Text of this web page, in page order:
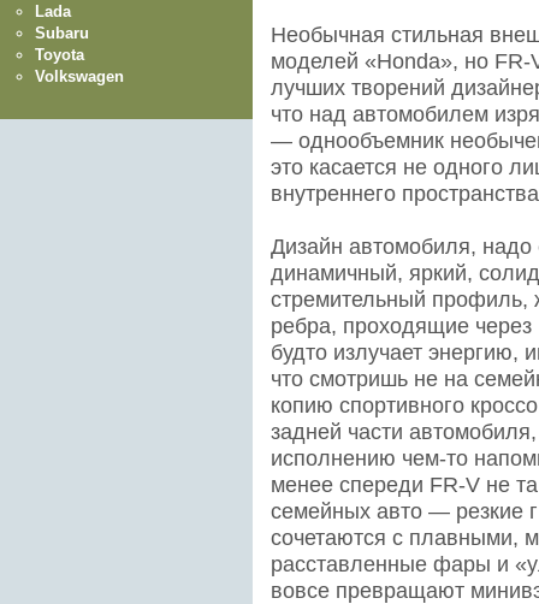
Необычная стильная
моделей «Honda», но FR-
лучших творений
что над автомобилем
— однообъемник
это касается не одного
внутреннего
Дизайн автомобиля, надо
динамичный, яркий,
стремительный профиль,
ребра, проходящие
будто излучает энергию,
что смотришь не на
копию спортивного
задней части
исполнению чем-то
менее спереди FR-V не
семейных авто — резкие
сочетаются с плавными,
расставленные фары и
вовсе превращают
Lada
Subaru
Toyota
Volkswagen